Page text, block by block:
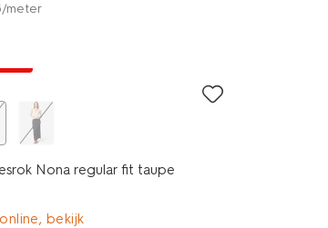
/meter
Nona regular fit taupe
bekijk